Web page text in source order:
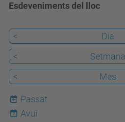
Esdeveniments del lloc
< Dia
<
Setmana
<
Mes
Passat
7
Avui